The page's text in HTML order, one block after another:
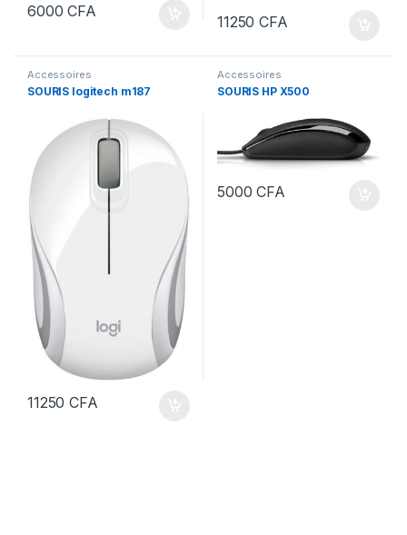
6000CFA
11250CFA
Accessoires
SOURIS logitech m187
11250CFA
Accessoires
SOURIS HP X500
5000CFA